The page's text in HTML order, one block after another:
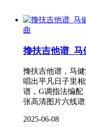
曲
搀扶吉他谱_
搀扶吉他谱，马
唱出平凡日子里
谱，G调指法编配
张高清图片六线
2025-06-08